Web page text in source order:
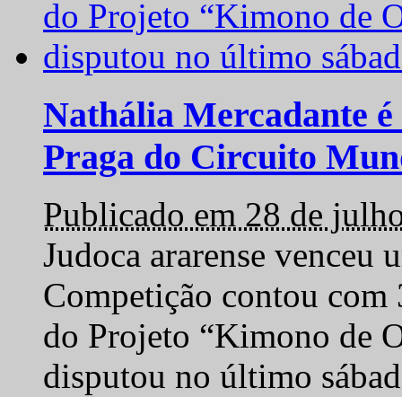
Nathália Mercadante
Praga do Circuito
Publicado em 28 de
Judoca ararense venceu
Competição contou com
do Projeto “Kimono de
disputou no último